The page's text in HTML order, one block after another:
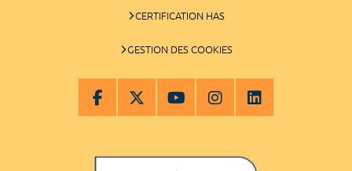
CERTIFICATION HAS
GESTION DES COOKIES